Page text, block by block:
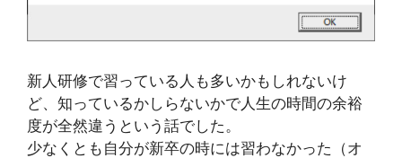
新人研修で習っている人も多いかもしれないけ
ど、知っているかしらないかで人生の時間の余裕
度が全然違うという話でした。
少なくとも自分が新卒の時には習わなかった（オ